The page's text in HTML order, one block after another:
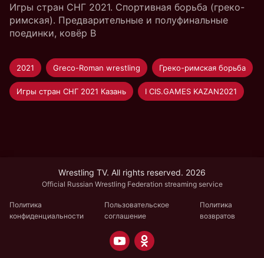
Игры стран СНГ 2021. Спортивная борьба (греко-
римская). Предварительные и полуфинальные
поединки, ковёр B
2021 Greco-Roman wrestling Греко-римская борьба
Игры стран СНГ 2021 Казань I CIS.GAMES KAZAN2021
Wrestling TV. All rights reserved. 2026
Official Russian Wrestling Federation streaming service
Политика
конфиденциальности
Пользовательское
соглашение
Политика
возвратов